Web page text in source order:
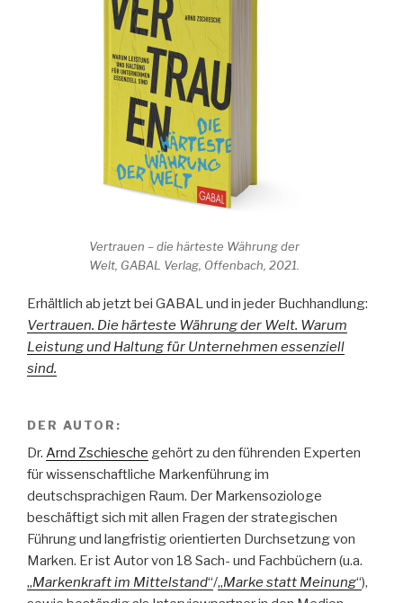
Vertrauen – die härteste Währung der
Welt, GABAL Verlag, Offenbach, 2021.
Erhältlich ab jetzt bei GABAL und in jeder Buchhandlung:
Vertrauen. Die härteste Währung der Welt. Warum
Leistung und Haltung für Unternehmen essenziell
sind.
DER AUTOR:
Dr. Arnd Zschiesche gehört zu den führenden Experten
für wissenschaftliche Markenführung im
deutschsprachigen Raum. Der Markensoziologe
beschäftigt sich mit allen Fragen der strategischen
Führung und langfristig orientierten Durchsetzung von
Marken. Er ist Autor von 18 Sach- und Fachbüchern (u.a.
„Markenkraft im Mittelstand“/„Marke statt Meinung“),